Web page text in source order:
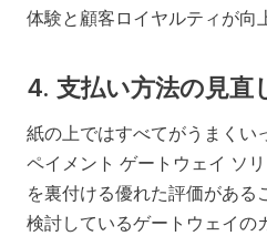
体験と顧客ロイヤルティが向
4. 支払い方法の見直
紙の上ではすべてがうまくい
ペイメント ゲートウェイ ソ
を裏付ける優れた評価がある
検討しているゲートウェイの